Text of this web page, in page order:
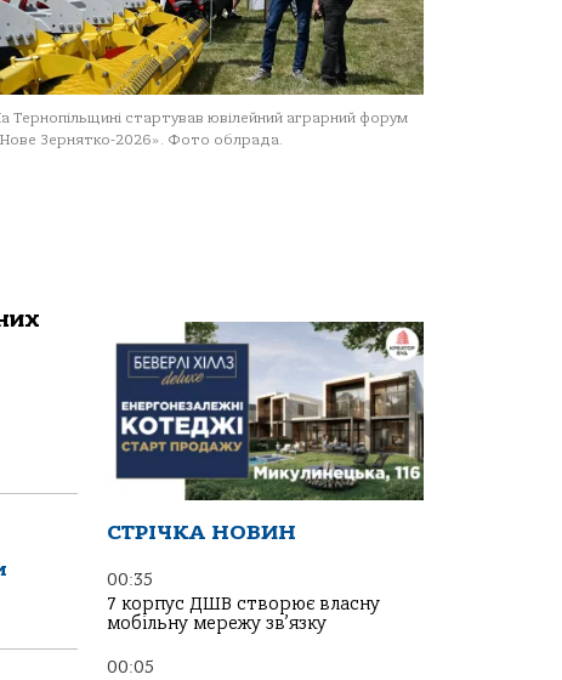
Тернопільщині стартував ювілейний аграрний форум
Зернятко-2026». Фото облрада.
СТРІЧКА НОВИН
00:35
7 корпус ДШВ створює власну
мобільну мережу зв’язку
00:05